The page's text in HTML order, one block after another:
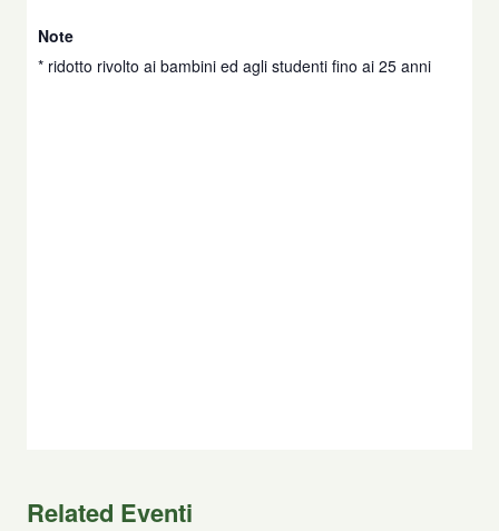
Note
* ridotto rivolto ai bambini ed agli studenti fino ai 25 anni
Related Eventi